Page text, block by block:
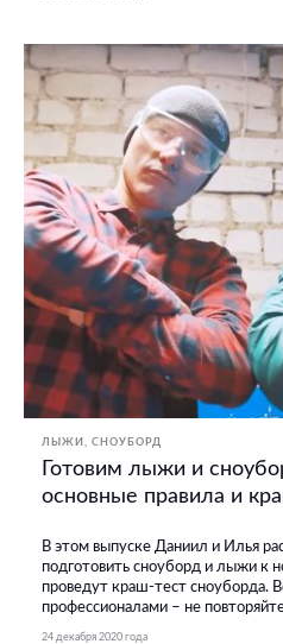
ЛЫЖИ, СНОУБОРД
Готовим лыжи и
основные правила и
В этом выпуске Даниил и Илья
подготовить сноуборд и лыжи к
проведут краш-тест сноуборда.
профессионалами – не
24 декабря 2020 года